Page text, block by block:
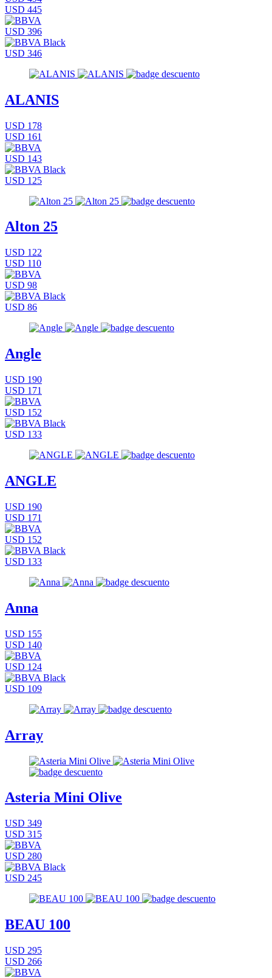
USD 445
USD 396
USD 346
ALANIS
USD 178
USD 161
USD 143
USD 125
Alton 25
USD 122
USD 110
USD 98
USD 86
Angle
USD 190
USD 171
USD 152
USD 133
ANGLE
USD 190
USD 171
USD 152
USD 133
Anna
USD 155
USD 140
USD 124
USD 109
Array
Asteria Mini Olive
USD 349
USD 315
USD 280
USD 245
BEAU 100
USD 295
USD 266